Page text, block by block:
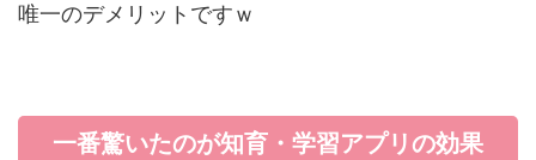
唯一のデメリットですｗ
一番驚いたのが知育・学習アプリの効果